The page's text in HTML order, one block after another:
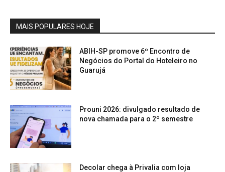
MAIS POPULARES HOJE
ABIH-SP promove 6º Encontro de
Negócios do Portal do Hoteleiro no
Guarujá
Prouni 2026: divulgado resultado de
nova chamada para o 2º semestre
Decolar chega à Privalia com loja